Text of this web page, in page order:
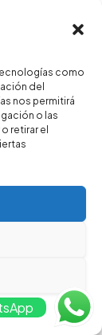
como
del
nos permitirá
o las
retirar el
un